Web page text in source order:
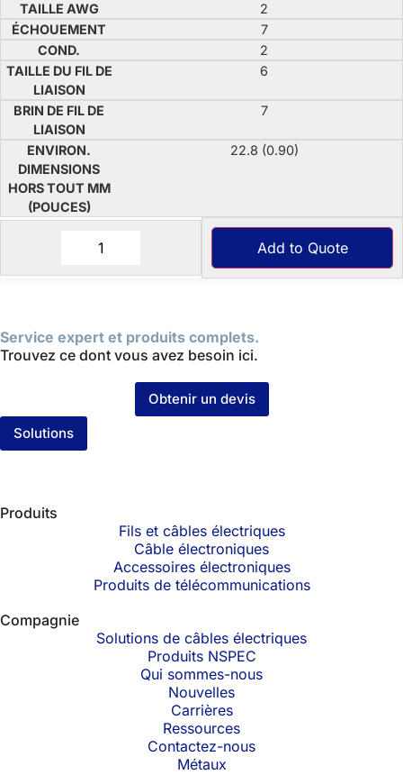
2
7
2
6
7
22.8 (0.90)
Add to Quote
Service expert et produits complets.
Trouvez ce dont vous avez besoin ici.
Obtenir un devis
Solutions
Produits
Fils et câbles électriques
Câble électroniques
Accessoires électroniques
Produits de télécommunications
Compagnie
Solutions de câbles électriques
Produits NSPEC
Qui sommes-nous
Nouvelles
Carrières
Ressources
Contactez-nous
Métaux